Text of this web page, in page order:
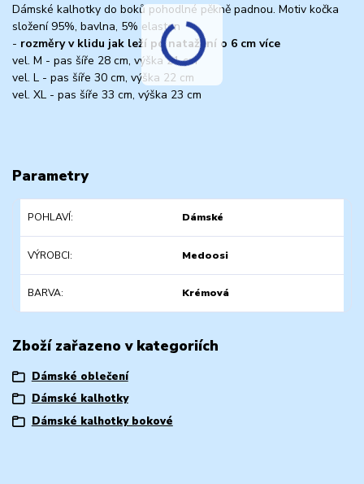
Dámské kalhotky do boků pohodlné pěkně padnou. Motiv kočka
složení 95%, bavlna, 5% elasten
- rozměry v klidu jak leží po natažení o 6 cm více
vel. M - pas šíře 28 cm, výška 21 cm
vel. L - pas šíře 30 cm, výška 22 cm
vel. XL - pas šíře 33 cm, výška 23 cm
Parametry
POHLAVÍ Dámské
VÝROBCI Medoosi
BARVA Krémová
Zboží zařazeno v kategoriích
Dámské oblečení
Dámské kalhotky
Dámské kalhotky bokové